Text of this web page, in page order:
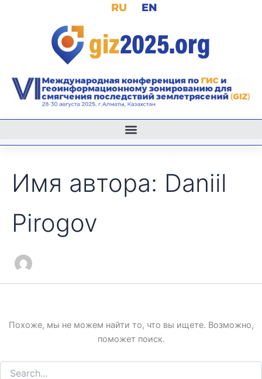
содержимому
RU EN
Имя автора: Daniil
Pirogov
Похоже, мы не можем найти то, что вы ищете. Возможно,
поможет поиск.